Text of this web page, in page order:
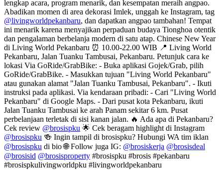
lengkap acara, program menarik, dan kesempatan meraih angpao.
Abadikan momen di area dekorasi Imlek, unggah ke Instagram, tag
@livingworldpekanbaru, dan dapatkan angpao tambahan! Tempat
ini menarik karena menyajikan perpaduan budaya Tionghoa otentik
dan pengalaman berbelanja modern di satu atap. Chinese New Year
di Living World Pekanbaru ⏰ 10.00-22.00 WIB 📍 Living World
Pekanbaru, Jalan Tuanku Tambusai, Pekanbaru. Petunjuk cara ke
lokasi Via GoRide/GrabBike: - Buka aplikasi Gojek/Grab, pilih
GoRide/GrabBike. - Masukkan tujuan "Living World Pekanbaru"
atau gunakan alamat "Jalan Tuanku Tambusai, Pekanbaru". - Ikuti
instruksi pada aplikasi. Via kendaraan pribadi: - Cari "Living World
Pekanbaru" di Google Maps. - Dari pusat kota Pekanbaru, ikuti
Jalan Tuanku Tambusai ke arah Panam sekitar 6 km. Pusat
perbelanjaan terletak di sisi kanan jalan. 🔥 Ada apa di Pekanbaru?
Cek review @brosispku 🌟 Cek beragam highlight di Instagram
@brosispku 🍻 Ingin tampil di brosispku? Hubungi WA tim iklan
@brosispku di bio 🌐 Follow juga IG: @brosiskerja @brosisdeal
@brosisid @brosisproperty #brosispku #brosis #pekanbaru
#brosispkulivingworldpku #livingworldpekanbaru